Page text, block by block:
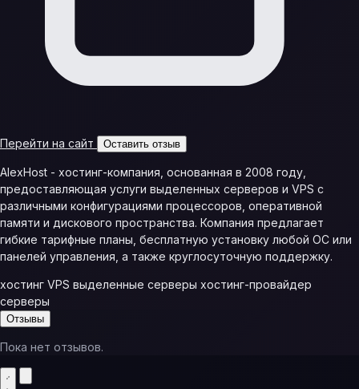
Перейти на сайт Оставить отзыв
AlexHost - хостинг-компания, основанная в 2008 году,
предоставляющая услуги выделенных серверов и VPS с
различными конфигурациями процессоров, оперативной
памяти и дискового пространства. Компания предлагает
гибкие тарифные планы, бесплатную установку любой ОС или
панелей управления, а также круглосуточную поддержку.
хостинг VPS выделенные серверы хостинг-провайдер
серверы
Отзывы
Пока нет отзывов.